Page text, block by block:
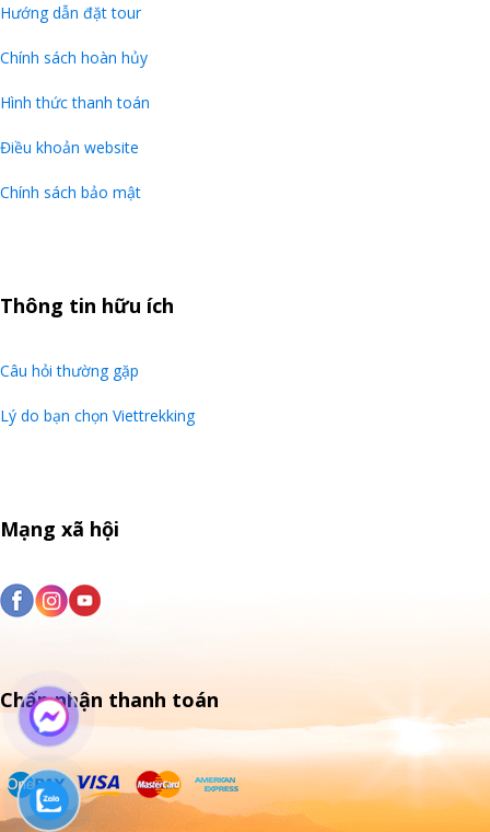
Hướng dẫn đặt tour
Chính sách hoàn hủy
Hình thức thanh toán
Điều khoản website
Chính sách bảo mật
Thông tin hữu ích
Câu hỏi thường gặp
Lý do bạn chọn Viettrekking
Mạng xã hội
Chấp nhận thanh toán